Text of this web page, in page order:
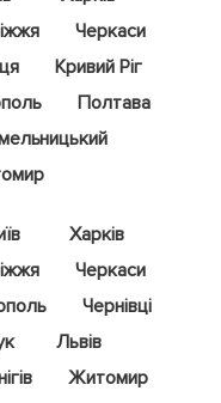
Черкаси
Кривий Ріг
Полтава
Харків
Черкаси
Чернівці
Львів
Житомир